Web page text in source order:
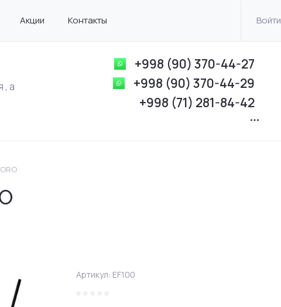
Акции Контакты Войти
, а
+998 (90) 370-44-27
+998 (90) 370-44-29
+998 (71) 281-84-42
Артикул: EF100